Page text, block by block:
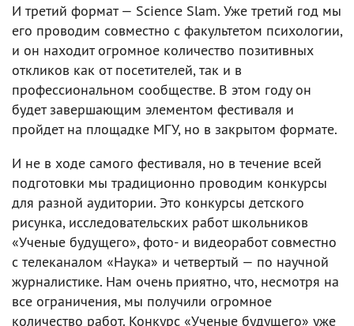
И третий формат — Science Slam. Уже третий год мы
его проводим совместно с факультетом психологии,
и он находит огромное количество позитивных
откликов как от посетителей, так и в
профессиональном сообществе. В этом году он
будет завершающим элементом фестиваля и
пройдет на площадке МГУ, но в закрытом формате.
И не в ходе самого фестиваля, но в течение всей
подготовки мы традиционно проводим конкурсы
для разной аудитории. Это конкурсы детского
рисунка, исследовательских работ школьников
«Ученые будущего», фото- и видеоработ совместно
с телеканалом «Наука» и четвертый — по научной
журналистике. Нам очень приятно, что, несмотря на
все ограничения, мы получили огромное
количество работ. Конкурс «Ученые будущего» уже